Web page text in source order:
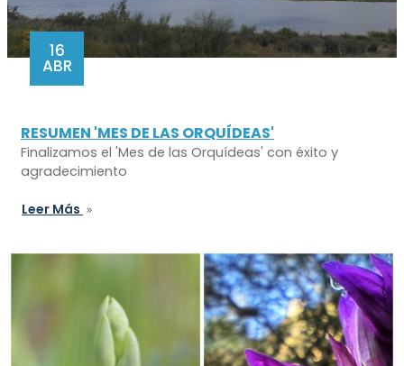
16
ABR
RESUMEN 'MES DE LAS ORQUÍDEAS'
Finalizamos el 'Mes de las Orquídeas' con éxito y
agradecimiento
Leer Más